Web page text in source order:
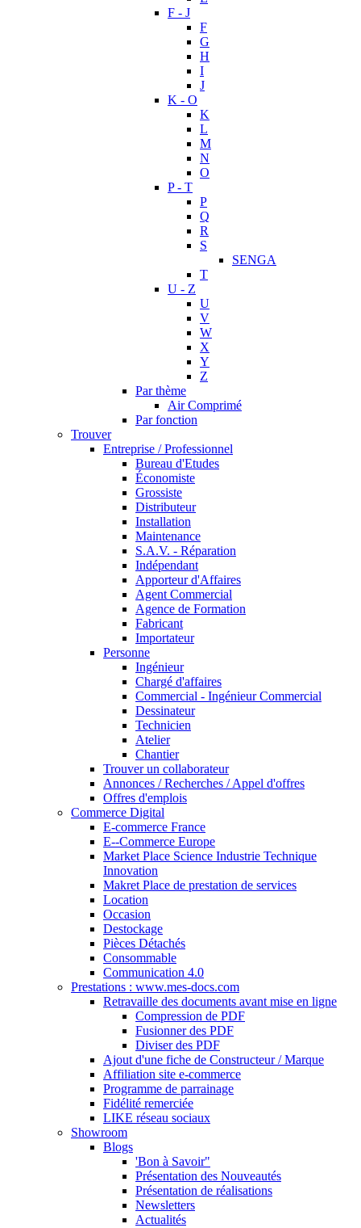
F - J
F
G
H
I
J
K - O
K
L
M
N
O
P - T
P
Q
R
S
SENGA
T
U - Z
U
V
W
X
Y
Z
Par thème
Air Comprimé
Par fonction
Trouver
Entreprise / Professionnel
Bureau d'Etudes
Économiste
Grossiste
Distributeur
Installation
Maintenance
S.A.V. - Réparation
Indépendant
Apporteur d'Affaires
Agent Commercial
Agence de Formation
Fabricant
Importateur
Personne
Ingénieur
Chargé d'affaires
Commercial - Ingénieur Commercial
Dessinateur
Technicien
Atelier
Chantier
Trouver un collaborateur
Annonces / Recherches / Appel d'offres
Offres d'emplois
Commerce Digital
E-commerce France
E--Commerce Europe
Market Place Science Industrie Technique
Innovation
Makret Place de prestation de services
Location
Occasion
Destockage
Pièces Détachés
Consommable
Communication 4.0
Prestations : www.mes-docs.com
Retravaille des documents avant mise en ligne
Compression de PDF
Fusionner des PDF
Diviser des PDF
Ajout d'une fiche de Constructeur / Marque
Affiliation site e-commerce
Programme de parrainage
Fidélité remerciée
LIKE réseau sociaux
Showroom
Blogs
'Bon à Savoir"
Présentation des Nouveautés
Présentation de réalisations
Newsletters
Actualités